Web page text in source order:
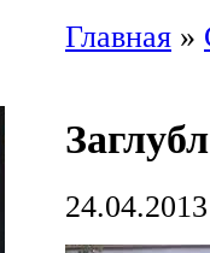
Главная »
24.04.2013